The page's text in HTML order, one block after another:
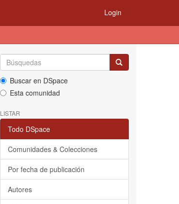
Login
Buscar en DSpace
Esta comunidad
LISTAR
Todo DSpace
Comunidades & Colecciones
Por fecha de publicación
Autores